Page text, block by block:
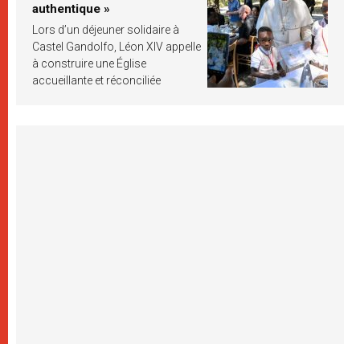
authentique »
Lors d’un déjeuner solidaire à
Castel Gandolfo, Léon XIV appelle
à construire une Église
accueillante et réconciliée